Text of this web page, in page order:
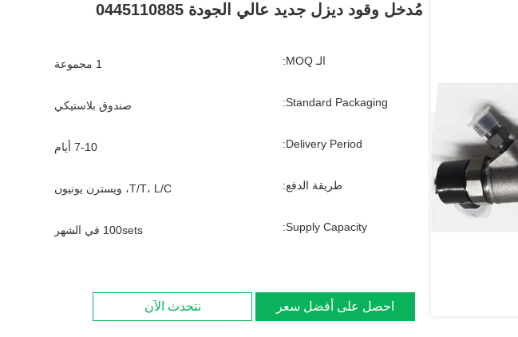
مُدخل وقود ديزل جديد عالي الجودة 0445110885
الـ MOQ: 1 مجموعة
Standard Packaging: صندوق بلاستيكي
Delivery Period: 7-10 أيام
طريقة الدفع: T/T، L/C، ويسترن يونيون
Supply Capacity: 100sets في الشهر
احصل على أفضل سعر نتحدث الآن